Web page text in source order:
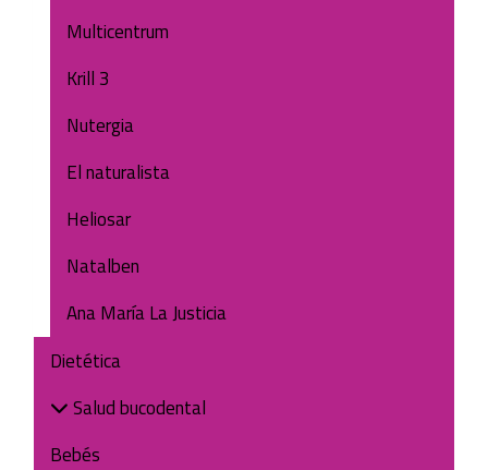
Multicentrum
Krill 3
Nutergia
El naturalista
Heliosar
Natalben
Ana María La Justicia
Dietética
Salud bucodental
Bebés